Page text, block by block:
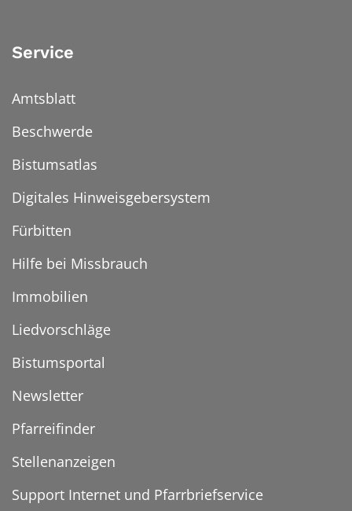
Service
Amtsblatt
Beschwerde
Bistumsatlas
Digitales Hinweisgebersystem
Fürbitten
Hilfe bei Missbrauch
Immobilien
Liedvorschläge
Bistumsportal
Newsletter
Pfarreifinder
Stellenanzeigen
Support Internet und Pfarrbriefservice